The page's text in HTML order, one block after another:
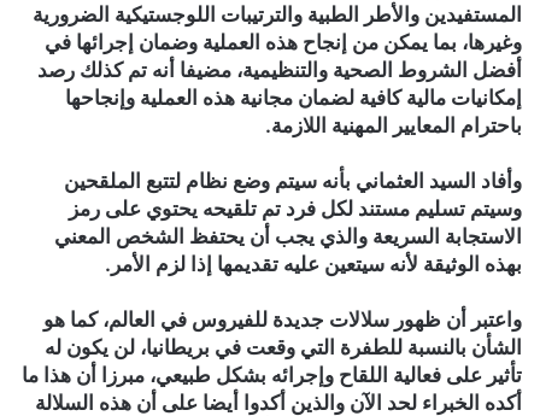
المستفيدين والأطر الطبية والترتيبات اللوجستيكية الضرورية
وغيرها، بما يمكن من إنجاح هذه العملية وضمان إجرائها في
أفضل الشروط الصحية والتنظيمية، مضيفا أنه تم كذلك رصد
إمكانيات مالية كافية لضمان مجانية هذه العملية وإنجاحها
باحترام المعايير المهنية اللازمة.
وأفاد السيد العثماني بأنه سيتم وضع نظام لتتبع الملقحين
وسيتم تسليم مستند لكل فرد تم تلقيحه يحتوي على رمز
الاستجابة السريعة والذي يجب أن يحتفظ الشخص المعني
بهذه الوثيقة لأنه سيتعين عليه تقديمها إذا لزم الأمر.
واعتبر أن ظهور سلالات جديدة للفيروس في العالم، كما هو
الشأن بالنسبة للطفرة التي وقعت في بريطانيا، لن يكون له
تأثير على فعالية اللقاح وإجرائه بشكل طبيعي، مبرزا أن هذا ما
أكده الخبراء لحد الآن والذين أكدوا أيضا على أن هذه السلالة